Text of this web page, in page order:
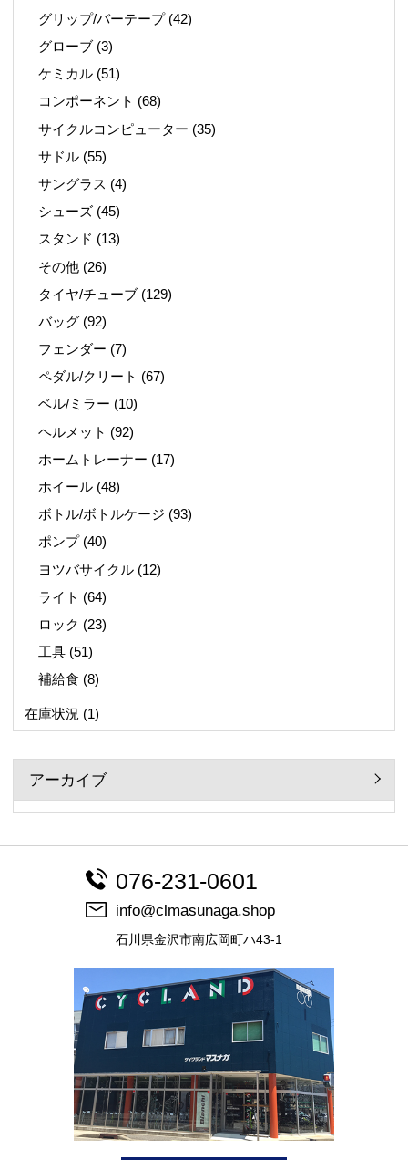
グリップ/バーテープ(42)
グローブ (3)
ケミカル (51)
コンポーネント (68)
サイクルコンピューター (35)
サドル (55)
サングラス (4)
シューズ (45)
スタンド (13)
その他 (26)
タイヤ/チューブ (129)
バッグ (92)
フェンダー (7)
ペダル/クリート (67)
ベル/ミラー (10)
ヘルメット (92)
ホームトレーナー (17)
ホイール (48)
ボトル/ボトルケージ (93)
ポンプ(40)
ヨツバサイクル (12)
ライト (64)
ロック (23)
工具 (51)
補給食 (8)
在庫状況 (1)
アーカイブ
076-231-0601
info@clmasunaga.shop
石川県金沢市南広岡町ハ43-1